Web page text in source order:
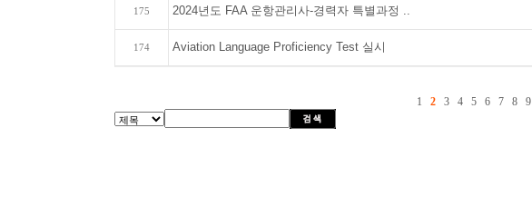
175 2024년도 FAA 운항관리사-경력자 특별과정 ..
174 Aviation Language Proficiency Test 실시
1 2 3 4 5 6 7 8 9